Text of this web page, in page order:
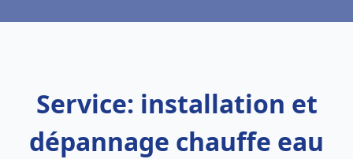
Service: installation et
dépannage chauffe eau